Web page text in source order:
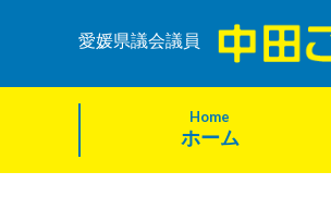
愛媛県議会議員
Home
ホーム